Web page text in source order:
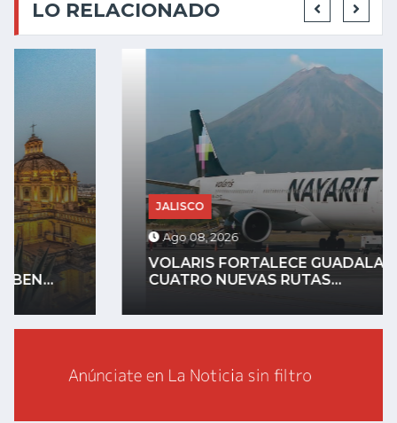
LO RELACIONADO
JALISCO
Ago 08, 2026
VOLARIS FORTALECE GUADALAJARA CON
CUATRO NUEVAS RUTAS...